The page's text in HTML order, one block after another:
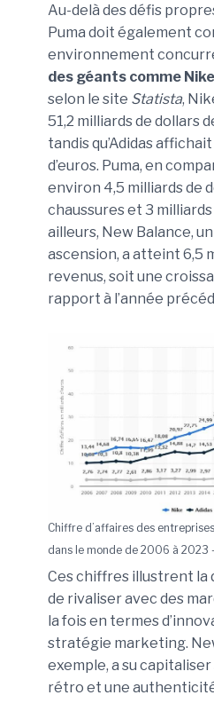
Au-delà des défis
Puma doit également
environnement
des géants comme
selon le site Statista,
51,2 milliards de dollars
tandis qu’Adidas
d’euros. Puma, en
environ 4,5 milliards de
chaussures et 3
ailleurs, New Balance,
ascension, a atteint 6,5
revenus, soit une
rapport à l’année
Chiffre d’affaires des
dans le monde de 2006 à 2023
Ces chiffres illustrent la
de rivaliser avec des
la fois en termes
stratégie marketing.
exemple, a su
rétro et une